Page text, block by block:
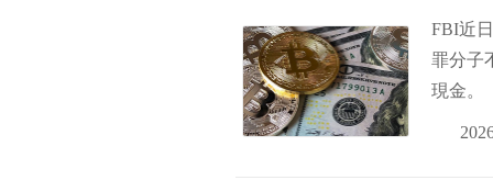
FBI近
罪分子
現金。